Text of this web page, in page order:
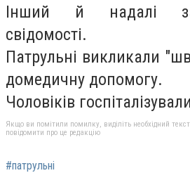
Інший й надалі
свідомості.
Патрульні викликали
домедичну допомогу.
Чоловіків
Якщо ви помітили помилку, виділіть необхідний
повідомити про це редакцію
#патрульні